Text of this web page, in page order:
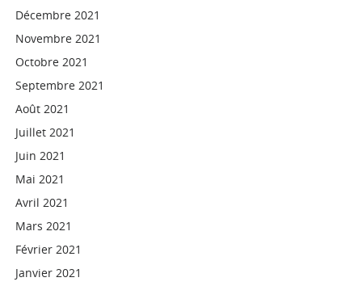
Décembre 2021
Novembre 2021
Octobre 2021
Septembre 2021
Août 2021
Juillet 2021
Juin 2021
Mai 2021
Avril 2021
Mars 2021
Février 2021
Janvier 2021